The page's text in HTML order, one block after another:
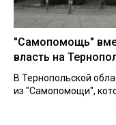
"Самопомощь"
власть на
В Тернопольской
из "Самопомощи",